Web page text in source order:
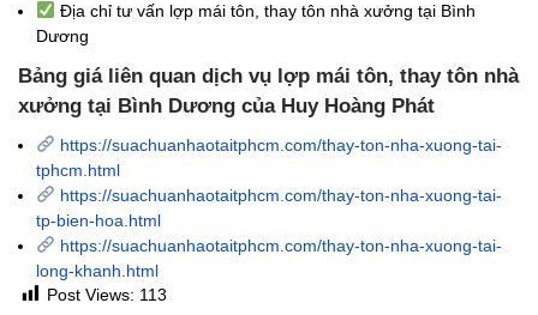
Địa chỉ tư vấn lợp mái tôn, thay tôn nhà xưởng tại Bình
Dương
Bảng giá liên quan dịch vụ lợp mái tôn, thay tôn nhà
xưởng tại Bình Dương của Huy Hoàng Phát
https://suachuanhaotaitphcm.com/thay-ton-nha-xuong-tai-
tphcm.html
https://suachuanhaotaitphcm.com/thay-ton-nha-xuong-tai-
tp-bien-hoa.html
https://suachuanhaotaitphcm.com/thay-ton-nha-xuong-tai-
long-khanh.html
Post Views: 113